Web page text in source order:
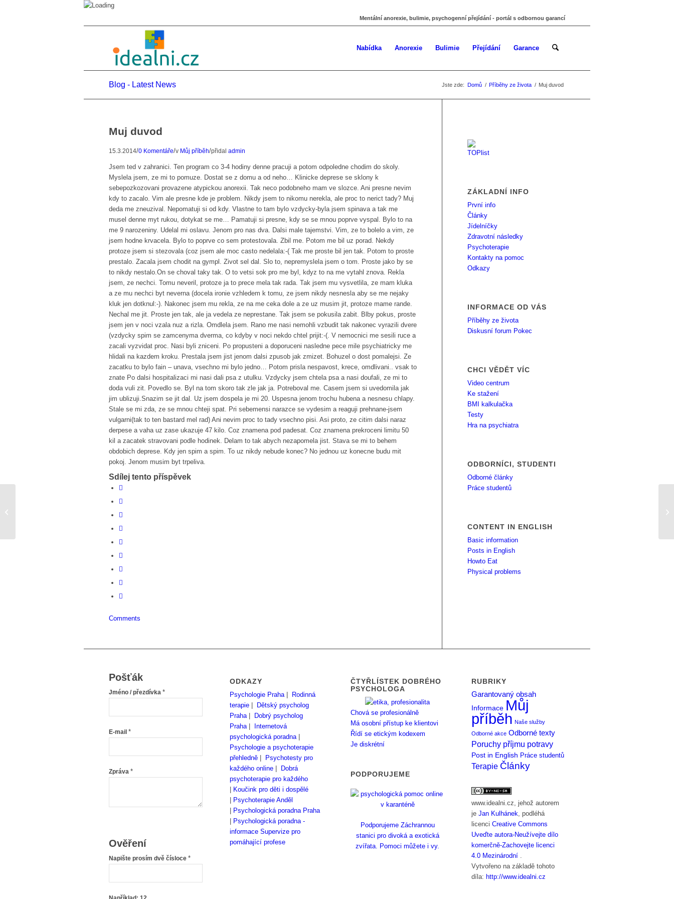
Mentální anorexie, bulimie, psychogenní přejídání - portál s odbornou garancí
Nabídka Anorexie Bulimie Přejídání Garance
Blog - Latest News Jste zde: Domů / Příběhy ze života / Muj duvod
Muj duvod
15.3.2014/0 Komentáře/v Můj příběh/přidal admin
Jsem ted v zahranici. Ten program co 3-4 hodiny denne pracuji a potom odpoledne chodim do skoly.
Myslela jsem, ze mi to pomuze. Dostat se z domu a od neho… Klinicke deprese se sklony k
sebepozkozovani provazene atypickou anorexii. Tak neco podobneho mam ve slozce. Ani presne nevim
kdy to zacalo. Vim ale presne kde je problem. Nikdy jsem to nikomu nerekla, ale proc to nerict tady? Muj
deda me zneuzival. Nepomatuji si od kdy. Vlastne to tam bylo vzdycky-byla jsem spinava a tak me
musel denne myt rukou, dotykat se me… Pamatuji si presne, kdy se se mnou poprve vyspal. Bylo to na
me 9 narozeniny. Udelal mi oslavu. Jenom pro nas dva. Dalsi male tajemstvi. Vim, ze to bolelo a vim, ze
jsem hodne krvacela. Bylo to poprve co sem protestovala. Zbil me. Potom me bil uz porad. Nekdy
protoze jsem si stezovala (coz jsem ale moc casto nedelala:-( Tak me proste bil jen tak. Potom to proste
prestalo. Zacala jsem chodit na gympl. Zivot sel dal. Slo to, nepremyslela jsem o tom. Proste jako by se
to nikdy nestalo.On se choval taky tak. O to vetsi sok pro me byl, kdyz to na me vytahl znova. Rekla
jsem, ze nechci. Tomu neveril, protoze ja to prece mela tak rada. Tak jsem mu vysvetlila, ze mam kluka
a ze mu nechci byt neverna (docela ironie vzhledem k tomu, ze jsem nikdy nesnesla aby se me nejaky
kluk jen dotknul:-). Nakonec jsem mu rekla, ze na me ceka dole a ze uz musim jit, protoze mame rande.
Nechal me jit. Proste jen tak, ale ja vedela ze neprestane. Tak jsem se pokusila zabit. Blby pokus, proste
jsem jen v noci vzala nuz a rizla. Omdlela jsem. Rano me nasi nemohli vzbudit tak nakonec vyrazili dvere
(vzdycky spim se zamcenyma dverma, co kdyby v noci nekdo chtel prijit:-(. V nemocnici me sesili ruce a
zacali vyzvidat proc. Nasi byli zniceni. Po propusteni a doporuceni nasledne pece mile psychiatricky me
hlidali na kazdem kroku. Prestala jsem jist jenom dalsi zpusob jak zmizet. Bohuzel o dost pomalejsi. Ze
zacatku to bylo fain – unava, vsechno mi bylo jedno… Potom prisla nespavost, krece, omdlivani.. vsak to
znate Po dalsi hospitalizaci mi nasi dali psa z utulku. Vzdycky jsem chtela psa a nasi doufali, ze mi to
doda vuli zit. Povedlo se. Byl na tom skoro tak zle jak ja. Potreboval me. Casem jsem si uvedomila jak
jim ublizuji.Snazim se jit dal. Uz jsem dospela je mi 20. Uspesna jenom trochu hubena a nesnesu chlapy.
Stale se mi zda, ze se mnou chteji spat. Pri sebemensi narazce se vydesim a reaguji prehnane-jsem
vulgarni(tak to ten bastard mel rad) Ani nevim proc to tady vsechno pisi. Asi proto, ze citim dalsi naraz
derpese a vaha uz zase ukazuje 47 kilo. Coz znamena pod padesat. Coz znamena prekroceni limitu 50
kil a zacatek stravovani podle hodinek. Delam to tak abych nezapomela jist. Stava se mi to behem
obdobich deprese. Kdy jen spim a spim. To uz nikdy nebude konec? No jednou uz konecne budu mit
pokoj. Jenom musim byt trpeliva.
Sdílej tento příspěvek
Comments
ZÁKLADNÍ INFO
První info
Články
Jídelníčky
Zdravotní následky
Psychoterapie
Kontakty na pomoc
Odkazy
INFORMACE OD VÁS
Příběhy ze života
Diskusní forum Pokec
CHCI VĚDĚT VÍC
Video centrum
Ke stažení
BMI kalkulačka
Testy
Hra na psychiatra
ODBORNÍCI, STUDENTI
Odborné články
Práce studentů
CONTENT IN ENGLISH
Basic information
Posts in English
Howto Eat
Physical problems
Pošťák
Jméno / přezdívka *
E-mail *
Zpráva *
Ověření
Napište prosím dvě čísloce *
ODKAZY
Psychologie Praha|
Rodinná
terapie
Dětský psycholog
Praha|
Dobrý psycholog
Praha|
Internetová
psychologická poradna|
Psychologie a psychoterapie
přehledně
Psychotesty pro
každého online
Dobrá
psychoterapie pro každého
Koučink pro děti i dospělé
Psychoterapie Anděl
Psychologická poradna Praha
Psychologická poradna -
informace Supervize pro
pomáhající profese
ČTYŘLÍSTEK DOBRÉHO
PSYCHOLOGA
Chová se profesionálně
Má osobní přístup ke klientovi
Řídí se etickým kodexem
Je diskrétní
PODPORUJEME
Podporujeme Záchrannou
stanici pro divoká a exotická
zvířata. Pomoci můžete i vy.
RUBRIKY
Garantovaný obsah
Informace Můj
příběh Naše služby
Odborné akce Odborné texty
Poruchy příjmu potravy
Post in English Práce studentů
Terapie Články
www.idealni.cz, jehož autorem
jeJan Kulhánek, podléhá
licenciCreative Commons
Uveďte autora-Neužívejte dílo
komerčně-Zachovejte licenci
4.0 Mezinárodní .
Vytvořeno na základě tohoto
díla: http://www.idealni.cz